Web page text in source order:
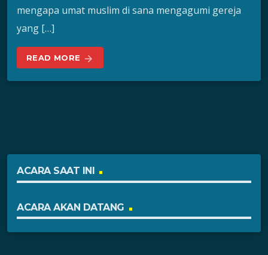
mengapa umat muslim di sana mengagumi gereja
yang […]
READ MORE arrow_forward
ACARA SAAT INI
ACARA AKAN DATANG